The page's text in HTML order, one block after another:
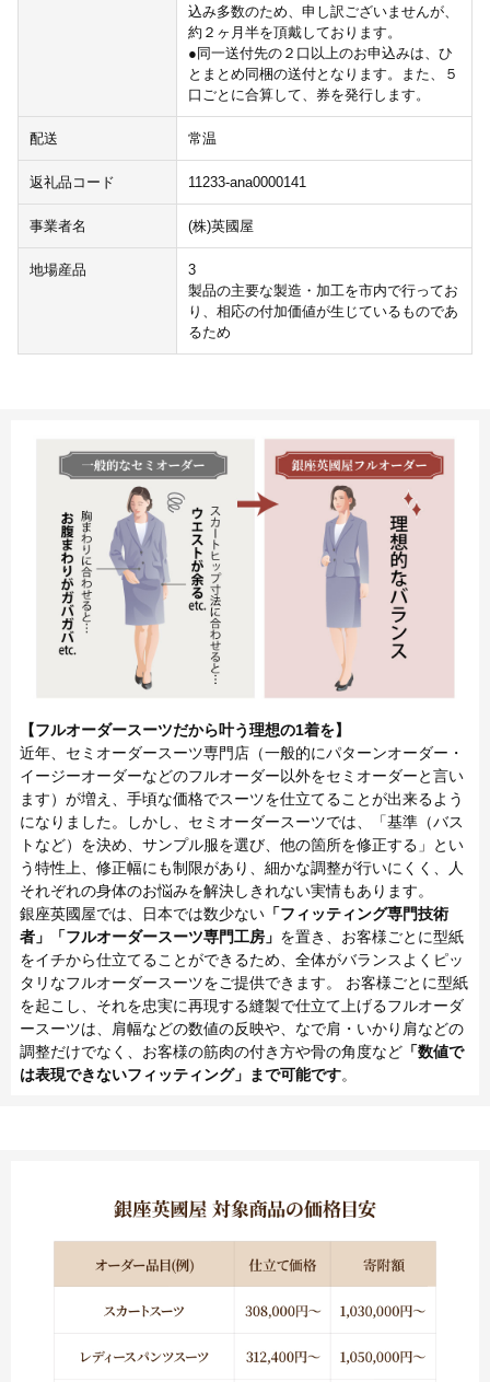
込み多数のため、申し訳ございませんが、
約２ヶ月半を頂戴しております。
●同一送付先の２口以上のお申込みは、ひ
とまとめ同梱の送付となります。また、５
口ごとに合算して、券を発行します。
配送 常温
返礼品コード 11233-ana0000141
事業者名 (株)英國屋
地場産品
3
製品の主要な製造・加工を市内で行ってお
り、相応の付加価値が生じているものであ
るため
【フルオーダースーツだから叶う理想の1着を】
近年、セミオーダースーツ専門店（一般的にパターンオーダー・
イージーオーダーなどのフルオーダー以外をセミオーダーと言い
ます）が増え、手頃な価格でスーツを仕立てることが出来るよう
になりました。しかし、セミオーダースーツでは、「基準（バス
トなど）を決め、サンプル服を選び、他の箇所を修正する」とい
う特性上、修正幅にも制限があり、細かな調整が行いにくく、人
それぞれの身体のお悩みを解決しきれない実情もあります。
銀座英國屋では、日本では数少ない 「フィッティング専門技術
者」「フルオーダースーツ専門工房」 を置き、お客様ごとに型紙
をイチから仕立てることができるため、全体がバランスよくピッ
タリなフルオーダースーツをご提供できます。 お客様ごとに型紙
を起こし、それを忠実に再現する縫製で仕立て上げるフルオーダ
ースーツは、肩幅などの数値の反映や、なで肩・いかり肩などの
調整だけでなく、お客様の筋肉の付き方や骨の角度など 「数値で
は表現できないフィッティング」まで可能です。